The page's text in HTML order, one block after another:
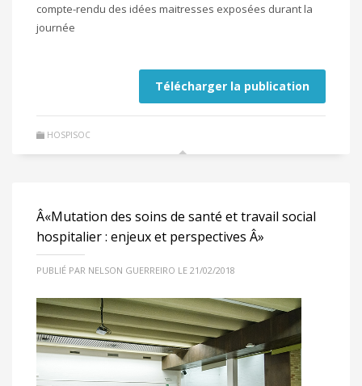
compte-rendu des idées maitresses exposées durant la
journée
Télécharger la publication
HOSPISOC
Â«Mutation des soins de santé et travail social
hospitalier : enjeux et perspectives Â»
PUBLIÉ PAR NELSON GUERREIRO LE 21/02/2018